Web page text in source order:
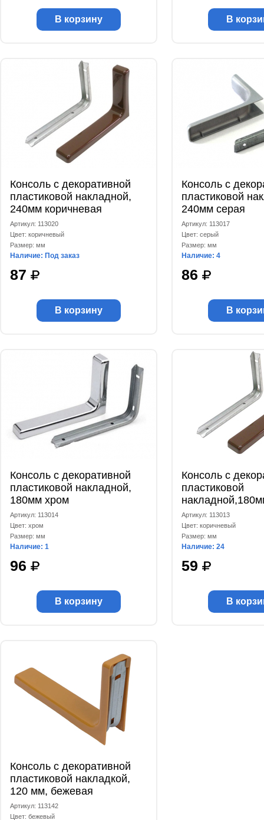
В корзину В
Консоль с декоративной
пластиковой накладной,
240мм коричневая
Артикул: 113020
Цвет: коричневый
Размер: мм
Наличие: Под заказ
87
В корзину
Консоль с
пластиковой
240мм серая
Артикул: 113017
Цвет: серый
Размер: мм
Наличие: 4
86
В
Консоль с декоративной
пластиковой накладной,
180мм хром
Артикул: 113014
Цвет: хром
Размер: мм
Наличие: 1
96
В корзину
Консоль с
пластиковой
коричневая
Артикул: 113013
Цвет: коричневый
Размер: мм
Наличие: 24
59
В
Консоль с декоративной
пластиковой накладкой,
120 мм, бежевая
Артикул: 113142
Цвет: бежевый